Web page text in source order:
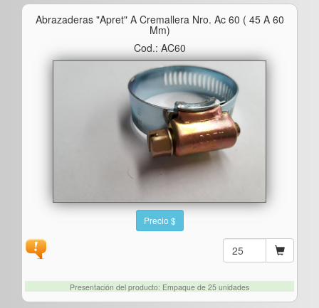
Abrazaderas "apret" A Cremallera Nro. Ac 60 ( 45 A 60
Mm)
Cod.: AC60
Precio $
Presentación del producto: Empaque de 25 unidades